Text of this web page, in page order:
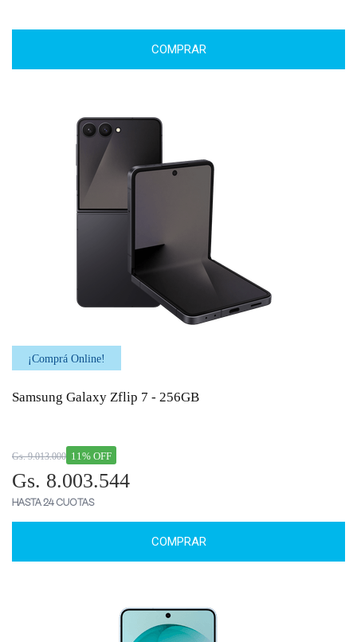
COMPRAR
¡Comprá Online!
Samsung Galaxy Zflip 7 - 256GB
11% OFF
Gs. 9.013.000
Gs. 8.003.544
HASTA 24 CUOTAS
COMPRAR